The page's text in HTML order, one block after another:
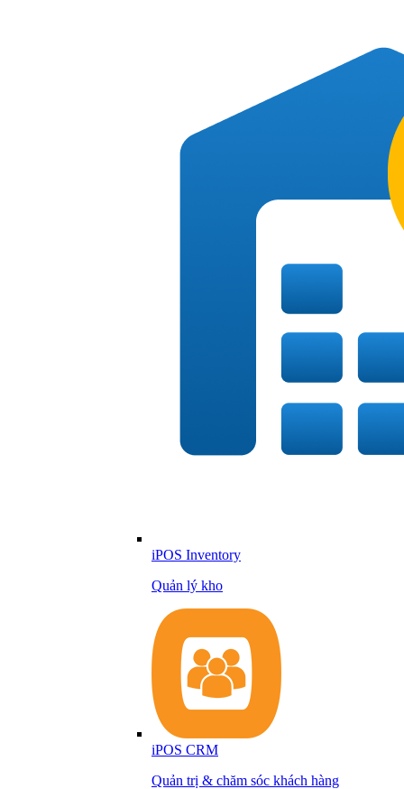
iPOS Inventory
Quản lý kho
iPOS CRM
Quản trị & chăm sóc khách hàng